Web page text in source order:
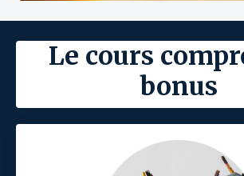
Le cours
bonus